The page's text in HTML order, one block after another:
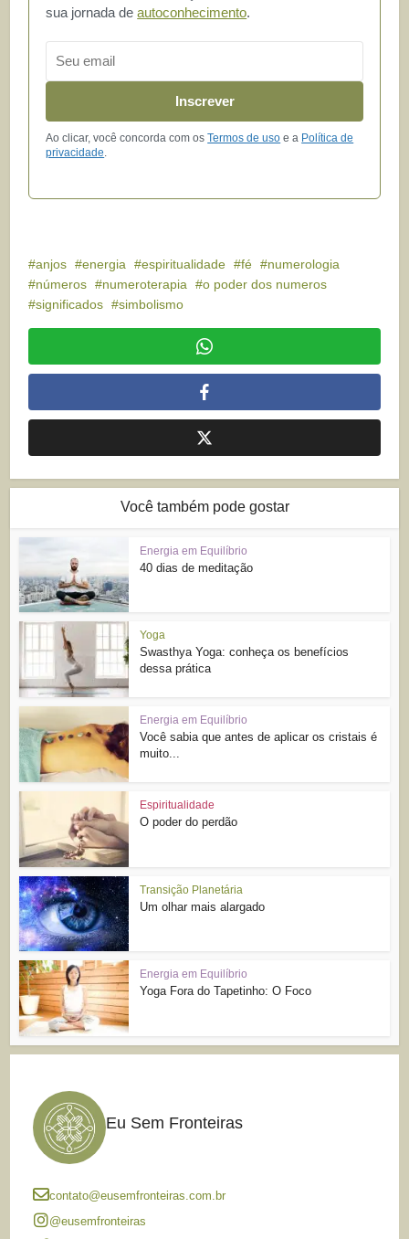
sua jornada deautoconhecimento.
Inscrever
Ao clicar, você concorda com osTermos de uso e a Política de
privacidade
anjos energia espiritualidade fé
numerologia
números
numeroterapia
o poder dos numeros
significados
simbolismo
Você também pode gostar
Energia em Equilíbrio
40 dias de meditação
Yoga
Swasthya Yoga: conheça os benefícios
dessa prática
Energia em Equilíbrio
Você sabia que antes de aplicar os cristais é
muito...
Espiritualidade
O poder do perdão
Transição Planetária
Um olhar mais alargado
Energia em Equilíbrio
Yoga Fora do Tapetinho: O Foco
Eu Sem Fronteiras
contato@eusemfronteiras.com.br
@eusemfronteiras